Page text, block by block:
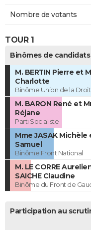
Nombre de votants
TOUR 1
Binômes de candidats
M. BERTIN Pierre et
Charlotte
Binôme Union de la
M. BARON René et
Réjane
Parti Socialiste
Mme JASAK Michèle
Samuel
Binôme Front National
M. LE CORRE
SAICHE Claudine
Binôme du Front de
Participation au